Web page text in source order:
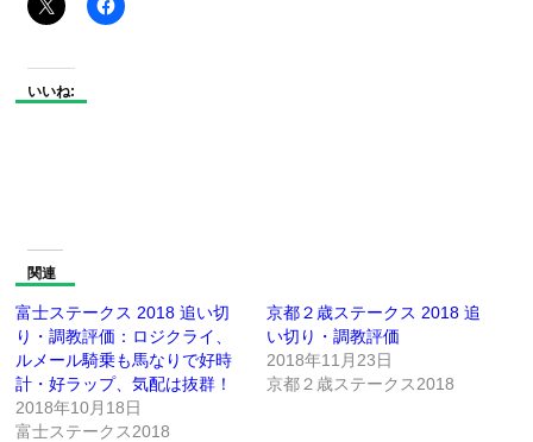
いいね:
関連
富士ステークス 2018 追い切
り・調教評価：ロジクライ、
ルメール騎乗も馬なりで好時
計・好ラップ、気配は抜群！
2018年10月18日
富士ステークス2018
京都２歳ステークス 2018 追
い切り・調教評価
2018年11月23日
京都２歳ステークス2018